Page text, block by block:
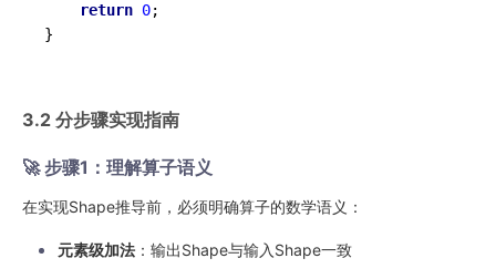
return 0;
}
3.2 分步骤实现指南
🚀 步骤1：理解算子语义
在实现Shape推导前，必须明确算子的数学语义：
元素级加法 ：输出Shape与输入Shape一致